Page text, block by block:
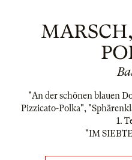
"An der schönen blauen
Pizzicato-Polka",
1.
"IM